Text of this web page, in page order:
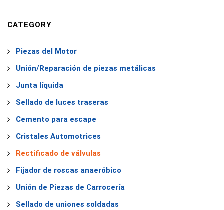
CATEGORY
Piezas del Motor
Unión/Reparación de piezas metálicas
Junta líquida
Sellado de luces traseras
Cemento para escape
Cristales Automotrices
Rectificado de válvulas
Fijador de roscas anaeróbico
Unión de Piezas de Carrocería
Sellado de uniones soldadas